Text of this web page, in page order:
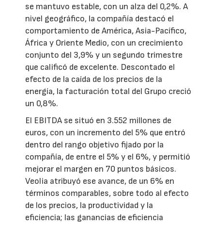
se mantuvo estable, con un alza del 0,2%. A
nivel geográfico, la compañía destacó el
comportamiento de América, Asia-Pacífico,
África y Oriente Medio, con un crecimiento
conjunto del 3,9% y un segundo trimestre
que calificó de excelente. Descontado el
efecto de la caída de los precios de la
energía, la facturación total del Grupo creció
un 0,8%.
El EBITDA se situó en 3.552 millones de
euros, con un incremento del 5% que entró
dentro del rango objetivo fijado por la
compañía, de entre el 5% y el 6%, y permitió
mejorar el margen en 70 puntos básicos.
Veolia atribuyó ese avance, de un 6% en
términos comparables, sobre todo al efecto
de los precios, la productividad y la
eficiencia; las ganancias de eficiencia